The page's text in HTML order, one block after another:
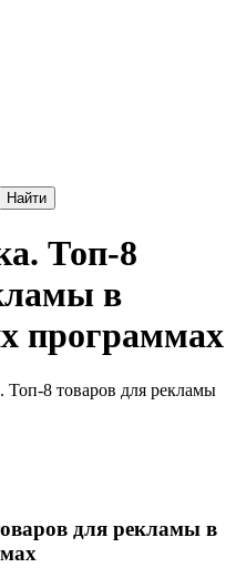
Найти
Топ-8
в
программах
8 товаров для рекламы
для рекламы в